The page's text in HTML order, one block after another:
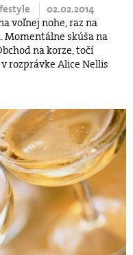
02.02.2014
voľnej nohe, raz na
Momentálne skúša na
na korze, točí
rozprávke Alice Nellis